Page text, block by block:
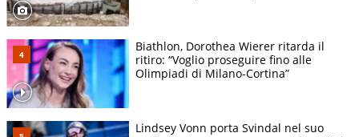
Biathlon, Dorothea Wierer ritarda il
ritiro: “Voglio proseguire fino alle
Olimpiadi di Milano-Cortina”
Lindsey Vonn porta Svindal nel suo